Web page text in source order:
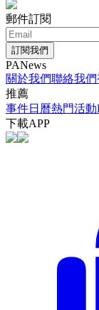
郵件訂閱
訂閱我們
PANews
關於我們聯絡我們
推薦
事件日曆熱門活動
下載APP